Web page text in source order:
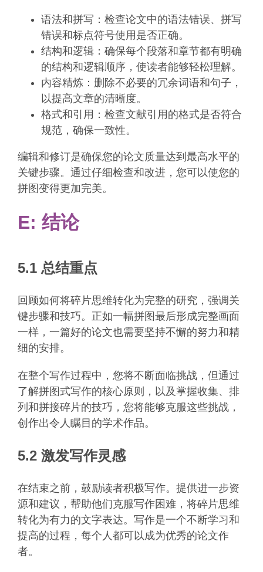
语法和拼写：检查论文中的语法错误、拼写
错误和标点符号使用是否正确。
结构和逻辑：确保每个段落和章节都有明确
的结构和逻辑顺序，使读者能够轻松理解。
内容精炼：删除不必要的冗余词语和句子，
以提高文章的清晰度。
格式和引用：检查文献引用的格式是否符合
规范，确保一致性。
编辑和修订是确保您的论文质量达到最高水平的
关键步骤。通过仔细检查和改进，您可以使您的
拼图变得更加完美。
E: 结论
5.1 总结重点
回顾如何将碎片思维转化为完整的研究，强调关
键步骤和技巧。正如一幅拼图最后形成完整画面
一样，一篇好的论文也需要坚持不懈的努力和精
细的安排。
在整个写作过程中，您将不断面临挑战，但通过
了解拼图式写作的核心原则，以及掌握收集、排
列和拼接碎片的技巧，您将能够克服这些挑战，
创作出令人瞩目的学术作品。
5.2 激发写作灵感
在结束之前，鼓励读者积极写作。提供进一步资
源和建议，帮助他们克服写作困难，将碎片思维
转化为有力的文字表达。写作是一个不断学习和
提高的过程，每个人都可以成为优秀的论文作
者。